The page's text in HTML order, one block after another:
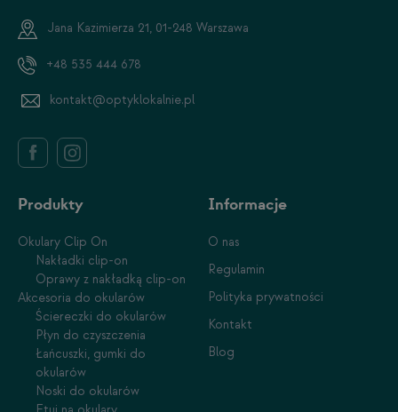
Jana Kazimierza 21, 01-248 Warszawa
+48 535 444 678
kontakt@optyklokalnie.pl
Produkty
Okulary Clip On
Nakładki clip-on
Oprawy z nakładką clip-on
Akcesoria do okularów
Ściereczki do okularów
Płyn do czyszczenia
Łańcuszki, gumki do
okularów
Noski do okularów
Informacje
O nas
Regulamin
Polityka prywatności
Kontakt
Blog